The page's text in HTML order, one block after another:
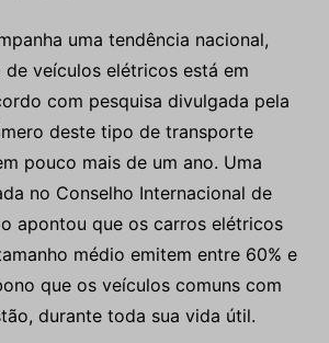
uma tendência nacional,
veículos elétricos está em
com pesquisa divulgada pela
deste tipo de transporte
pouco mais de um ano. Uma
no Conselho Internacional de
apontou que os carros elétricos
médio emitem entre 60% e
que os veículos comuns com
durante toda sua vida útil.